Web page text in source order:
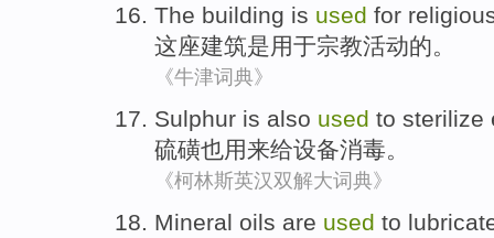
The building is used for
这座建筑是用于宗教活动的。
《牛津词典》
Sulphur is also used to sterilize
硫磺也用来给设备消毒。
《柯林斯英汉双解大词典》
Mineral oils are used to